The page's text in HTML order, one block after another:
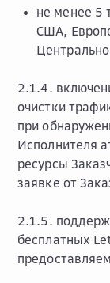
не менее 5
США,
2.1.4.
очистки
при
Исполнителя
ресурсы
заявке от
2.1.5.
бесплатных